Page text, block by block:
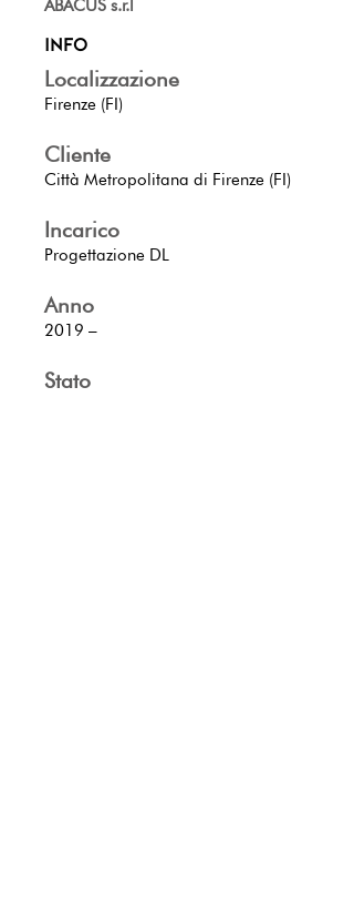
ABACUS s.r.l
INFO
Localizzazione
Firenze (FI)
Cliente
Città Metropolitana di Firenze (FI)
Incarico
Progettazione DL
Anno
2019 –
Stato